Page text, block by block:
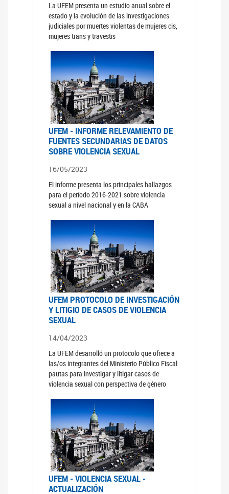
La UFEM presenta un estudio anual sobre el
estado y la evolución de las investigaciones
judiciales por muertes violentas de mujeres cis,
mujeres trans y travestis
UFEM - INFORME RELEVAMIENTO DE
FUENTES SECUNDARIAS DE DATOS
SOBRE VIOLENCIA SEXUAL
16/05/2023
El informe presenta los principales hallazgos
para el período 2016-2021 sobre violencia
sexual a nivel nacional y en la CABA
UFEM PROTOCOLO DE INVESTIGACIÓN
Y LITIGIO DE CASOS DE VIOLENCIA
SEXUAL
14/04/2023
La UFEM desarrolló un protocolo que ofrece a
las/os integrantes del Ministerio Público Fiscal
pautas para investigar y litigar casos de
violencia sexual con perspectiva de género
UFEM - VIOLENCIA SEXUAL -
ACTUALIZACIÓN